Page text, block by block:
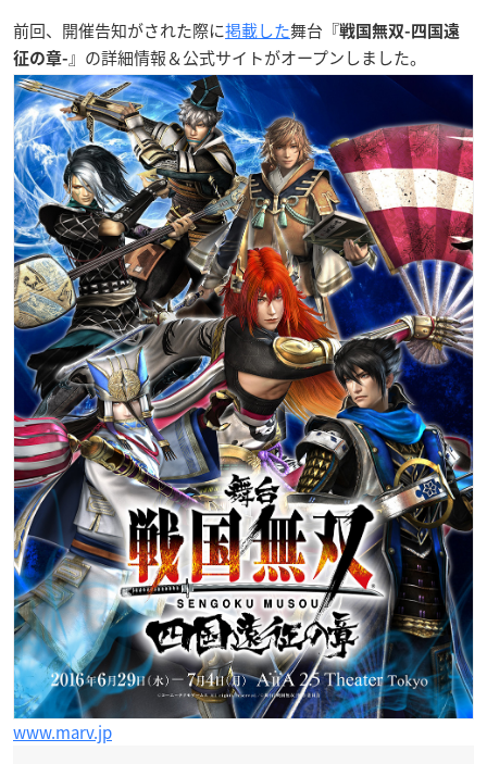
前回、開催告知がされた際に掲載した舞台『戦国無双-四国遠
征の章-』の詳細情報＆公式サイトがオープンしました。
www.marv.jp